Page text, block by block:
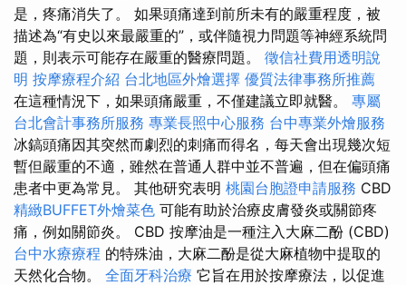
是，疼痛消失了。 如果頭痛達到前所未有的嚴重程度，被
描述為“有史以來最嚴重的”，或伴隨視力問題等神經系統問
題，則表示可能存在嚴重的醫療問題。 徵信社費用透明說
明 按摩療程介紹 台北地區外燴選擇 優質法律事務所推薦
在這種情況下，如果頭痛嚴重，不僅建議立即就醫。 專屬
台北會計事務所服務 專業長照中心服務 台中專業外燴服務
冰鎬頭痛因其突然而劇烈的刺痛而得名，每天會出現幾次短
暫但嚴重的不適，雖然在普通人群中並不普遍，但在偏頭痛
患者中更為常見。 其他研究表明 桃園台胞證申請服務 CBD
精緻BUFFET外燴菜色 可能有助於治療皮膚發炎或關節疼
痛，例如關節炎。 CBD 按摩油是一種注入大麻二酚 (CBD)
台中水療療程 的特殊油，大麻二酚是從大麻植物中提取的
天然化合物。 全面牙科治療 它旨在用於按摩療法，以促進